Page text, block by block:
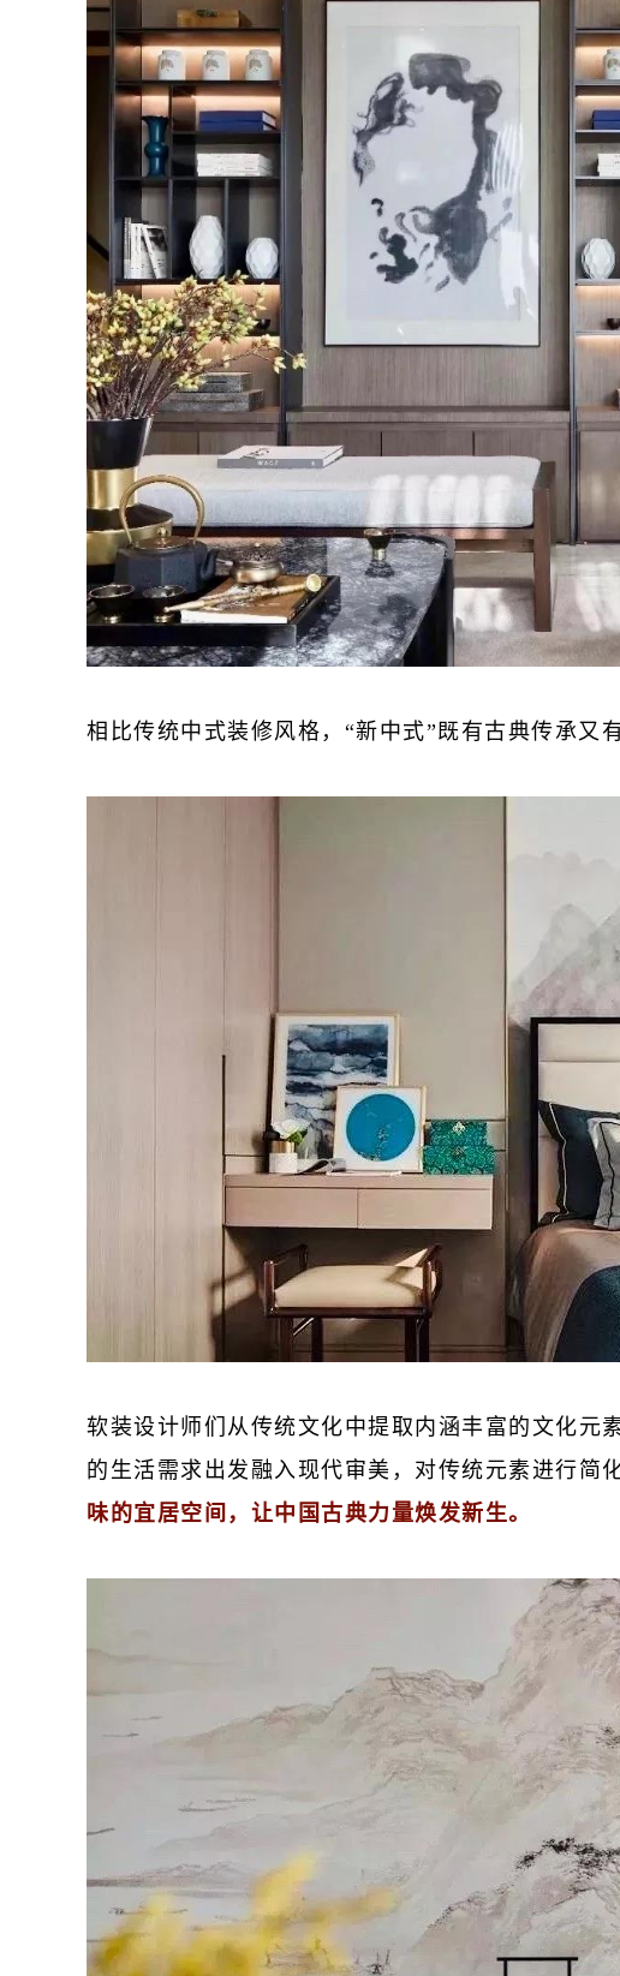
相比传统中式装修风格，“新中式”既有古典传承又
软装设计师们从传统文化中提取内涵丰富的文化元
的生活需求出发融入现代审美，对传统元素进行简
味的宜居空间，让中国古典力量焕发新生。